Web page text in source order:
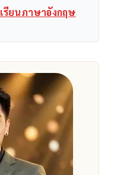
เรียนภาษาอังกฤษ